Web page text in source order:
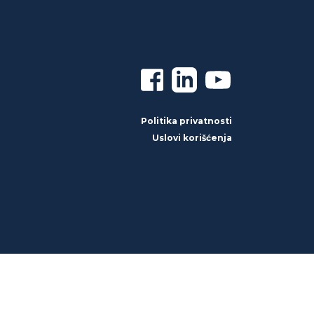
Politika privatnosti
Uslovi korišćenja